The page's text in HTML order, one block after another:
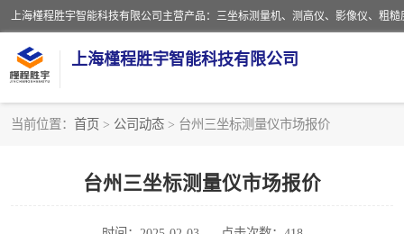
上海槿程胜宇智能科技有限公司
当前位置： 首页 > 公司动态 > 台州三坐标测量仪市场报价
台州三坐标测量仪市场报价